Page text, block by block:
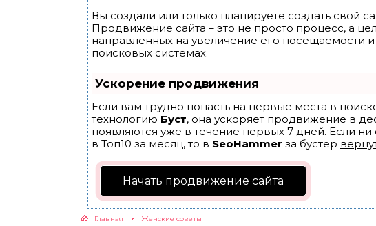
Вы создали или только планируете создать свой
Продвижение сайта – это не просто процесс, а
направленных на увеличение его посещаемости
поисковых системах.
Ускорение продвижения
Если вам трудно попасть на первые места в
технологию Буст, она ускоряет продвижение в
появляются уже в течение первых 7 дней. Если
в Топ10 за месяц, то в SeoHammer за бустер
Начать продвижение сайта
Главная Женские советы
ПЕРВОГО